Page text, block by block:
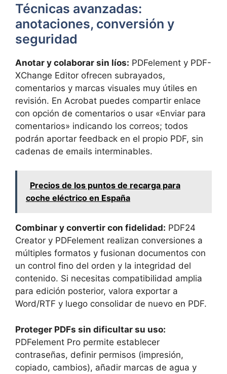
Técnicas avanzadas:
anotaciones, conversión y
seguridad
Anotar y colaborar sin líos: PDFelement y PDF-
XChange Editor ofrecen subrayados,
comentarios y marcas visuales muy útiles en
revisión. En Acrobat puedes compartir enlace
con opción de comentarios o usar «Enviar para
comentarios» indicando los correos; todos
podrán aportar feedback en el propio PDF, sin
cadenas de emails interminables.
Precios de los puntos de recarga para
coche eléctrico en España
Combinar y convertir con fidelidad: PDF24
Creator y PDFelement realizan conversiones a
múltiples formatos y fusionan documentos con
un control fino del orden y la integridad del
contenido. Si necesitas compatibilidad amplia
para edición posterior, valora exportar a
Word/RTF y luego consolidar de nuevo en PDF.
Proteger PDFs sin dificultar su uso:
PDFelement Pro permite establecer
contraseñas, definir permisos (impresión,
copiado, cambios), añadir marcas de agua y